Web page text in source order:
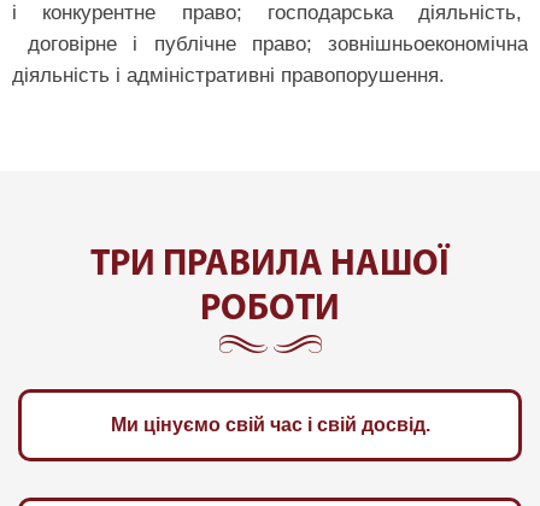
і конкурентне право; господарська діяльність,
договірне і публічне право; зовнішньоекономічна
діяльність і адміністративні правопорушення.
ТРИ ПРАВИЛА НАШОЇ
РОБОТИ
Ми цінуємо свій час і свій досвід.